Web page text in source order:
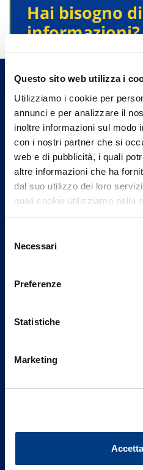
Questo sito web utilizza i
Utilizziamo i cookie per
annunci e per analizzare il
inoltre informazioni sul modo
con i nostri partner che si
web e di pubblicità, i quali
altre informazioni che ha
dal suo utilizzo dei loro
quali cookie utilizziamo nella
più su chi siamo, come può
può trovare nel footer del sito
delNecessari
Preferenze
Statistiche
Marketing
Hai bisogno di
informazioni?
Trova l'Agenzia più
Contattaci
Vittoria Assicurazioni S.p.A.
20149 Milano
FAQ
Governance